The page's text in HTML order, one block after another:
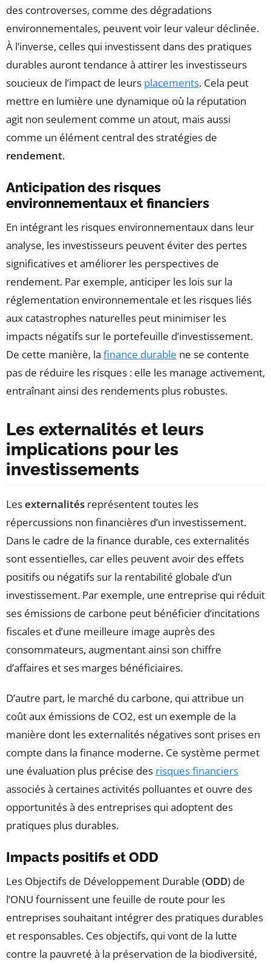
des controverses, comme des dégradations
environnementales, peuvent voir leur valeur déclinée.
À l’inverse, celles qui investissent dans des pratiques
durables auront tendance à attirer les investisseurs
soucieux de l’impact de leurs placements. Cela peut
mettre en lumière une dynamique où la réputation
agit non seulement comme un atout, mais aussi
comme un élément central des stratégies de
rendement.
Anticipation des risques
environnementaux et financiers
En intégrant les risques environnementaux dans leur
analyse, les investisseurs peuvent éviter des pertes
significatives et améliorer les perspectives de
rendement. Par exemple, anticiper les lois sur la
réglementation environnementale et les risques liés
aux catastrophes naturelles peut minimiser les
impacts négatifs sur le portefeuille d’investissement.
De cette manière, la finance durable ne se contente
pas de réduire les risques : elle les manage activement,
entraînant ainsi des rendements plus robustes.
Les externalités et leurs
implications pour les
investissements
Lesexternalités représentent toutes les
répercussions non financières d’un investissement.
Dans le cadre de la finance durable, ces externalités
sont essentielles, car elles peuvent avoir des effets
positifs ou négatifs sur la rentabilité globale d’un
investissement. Par exemple, une entreprise qui réduit
ses émissions de carbone peut bénéficier d’incitations
fiscales et d’une meilleure image auprès des
consommateurs, augmentant ainsi son chiffre
d’affaires et ses marges bénéficiaires.
D’autre part, le marché du carbone, qui attribue un
coût aux émissions de CO2, est un exemple de la
manière dont les externalités négatives sont prises en
compte dans la finance moderne. Ce système permet
une évaluation plus précise des risques financiers
associés à certaines activités polluantes et ouvre des
opportunités à des entreprises qui adoptent des
pratiques plus durables.
Impacts positifs et ODD
Les Objectifs de Développement Durable (ODD) de
l’ONU fournissent une feuille de route pour les
entreprises souhaitant intégrer des pratiques durables
et responsables. Ces objectifs, qui vont de la lutte
contre la pauvreté à la préservation de la biodiversité,